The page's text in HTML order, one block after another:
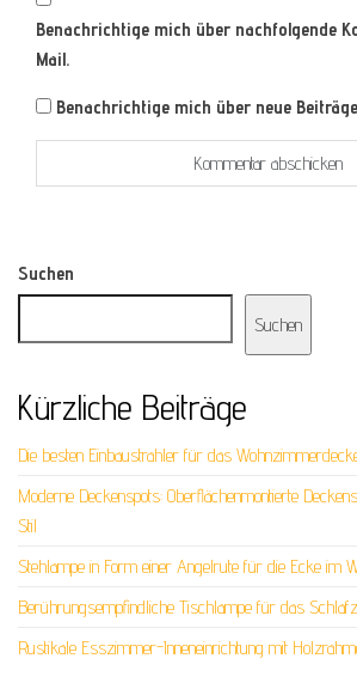
Benachrichtige mich über nachfolgende
Mail.
Benachrichtige mich über neue
Suchen
Suchen
Kürzliche Beiträge
Die besten Einbaustrahler für das
Moderne Deckenspots: Oberflächenmontierte
Stil
Stehlampe in Form einer Angelrute für die Ecke im
Berührungsempfindliche Tischlampe für das
Rustikale Esszimmer-Inneneinrichtung mit